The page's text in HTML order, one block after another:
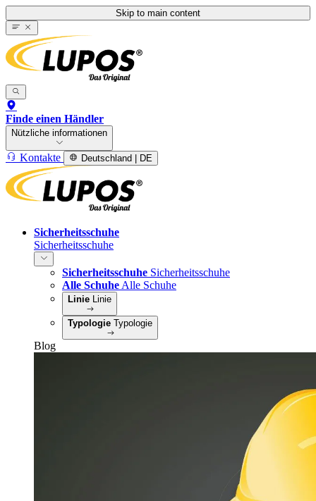
Skip to main content
Finde einen Händler
Nützliche informationen
Kontakte Deutschland | DE
Sicherheitsschuhe
Sicherheitsschuhe
Sicherheitsschuhe Sicherheitsschuhe
Alle Schuhe Alle Schuhe
Linie Linie
Typologie Typologie
Blog